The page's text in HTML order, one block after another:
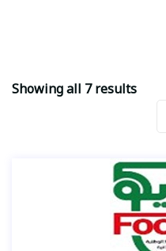
Showing all 7 results